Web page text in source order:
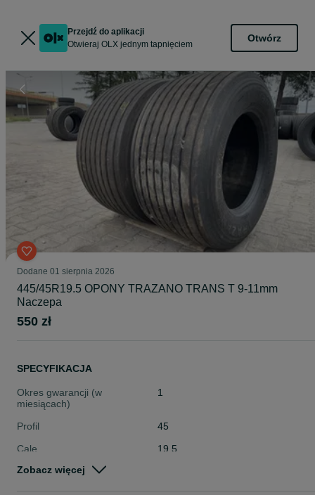
Przejdź do aplikacji
Otwieraj OLX jednym tapnięciem
Otwórz
Dodane 01 sierpnia 2026
445/45R19.5 OPONY TRAZANO TRANS T 9-11mm
Naczepa
550 zł
SPECYFIKACJA
Okres gwarancji (w
miesiącach)
1
Profil
45
Cale
19.5
Stan
Zobacz więcej